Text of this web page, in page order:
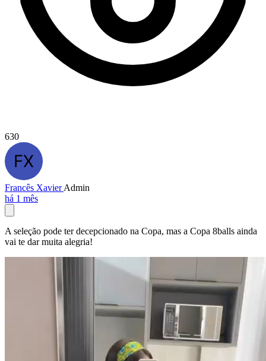
630
Francês XavierAdmin
há 1 mês
A seleção pode ter decepcionado na Copa, mas a Copa 8balls ainda
vai te dar muita alegria!